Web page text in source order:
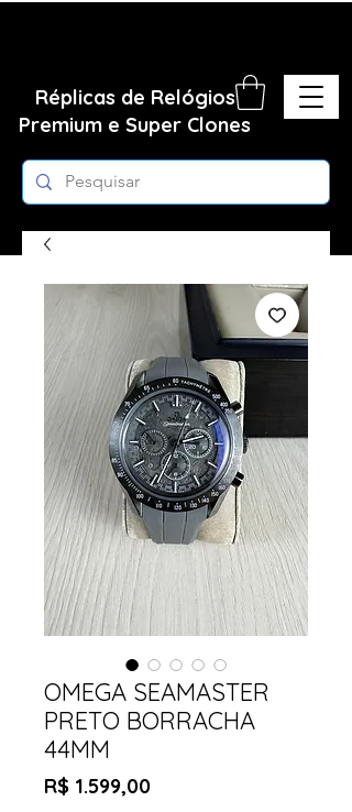
Réplicas de Relógios
Premium e Super Clones
OMEGA SEAMASTER
PRETO BORRACHA
44MM
R$ 1.599,00Preço